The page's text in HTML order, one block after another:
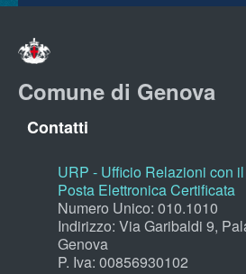
Comune di Genova
Contatti
URP - Ufficio Relazioni con
Posta Elettronica Certificata
Numero Unico: 010.1010
Indirizzo: Via Garibaldi 9,
Genova
P. Iva: 00856930102